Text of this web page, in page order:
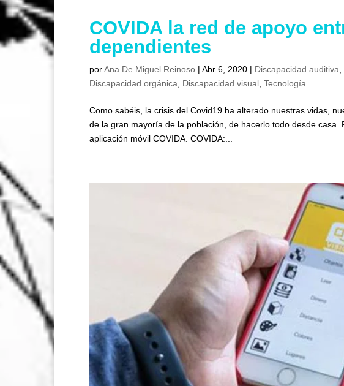
COVIDA la red de apoyo
dependientes
porAna De Miguel Reinoso |Abr 6, 2020 | Discapacidad auditiva
Discapacidad orgánica
Discapacidad visual ,Tecnología
Como sabéis, la crisis del Covid19 ha alterado nuestras vidas,
de la gran mayoría de la población, de hacerlo todo desde
aplicación móvil COVIDA. COVIDA:...